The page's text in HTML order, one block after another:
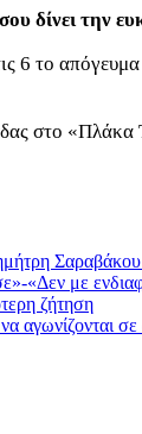
δίνει την
6 το
στο
με
ζήτηση
αγωνίζονται